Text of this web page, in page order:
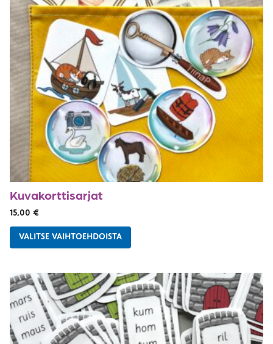
Kuvakorttisarjat
15,00 €
VALITSE VAIHTOEHDOISTA